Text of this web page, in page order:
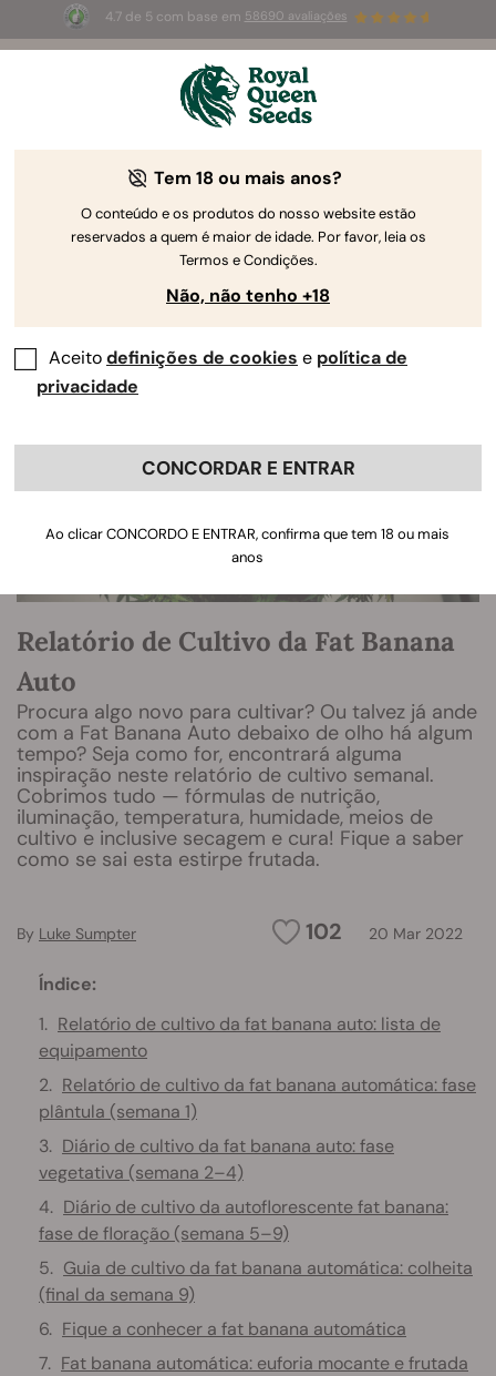
4.7 de 5 com base em 58690 avaliações
2 POR 1-
Oferta limitada
2d 11h 53m 06s
The RQS Blog
Blogues sobre o estilo de vida canábis
Relatório de Cultivo da Fat Banana
Auto
Procura algo novo para cultivar? Ou talvez já ande
com a Fat Banana Auto debaixo de olho há algum
tempo? Seja como for, encontrará alguma
inspiração neste relatório de cultivo semanal.
Cobrimos tudo — fórmulas de nutrição,
iluminação, temperatura, humidade, meios de
cultivo e inclusive secagem e cura! Fique a saber
como se sai esta estirpe frutada.
102 20 Mar 2022
By Luke Sumpter
Índice:
Relatório de cultivo da fat banana auto: lista de
equipamento
Relatório de cultivo da fat banana automática: fase
plântula (semana 1)
Diário de cultivo da fat banana auto: fase
vegetativa (semana 2–4)
Diário de cultivo da autoflorescente fat banana:
fase de floração (semana 5–9)
Guia de cultivo da fat banana automática: colheita
(final da semana 9)
Fique a conhecer a fat banana automática
Fat banana automática: euforia mocante e frutada
Tem 18 ou mais anos?
O conteúdo e os produtos do nosso website estão
reservados a quem é maior de idade. Por favor, leia os
Termos e Condições.
Não, não tenho +18
Aceitodefinições de cookies e política de
privacidade
CONCORDAR E ENTRAR
Ao clicar CONCORDO E ENTRAR, confirma que tem 18 ou mais
anos